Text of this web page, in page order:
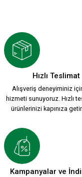
899,90 TL
BASKETBOL ŞORT K.
499,90 TL
2023/24 SEZON
Hızlı Teslimat
Alışveriş deneyiminiz
hizmeti sunuyoruz. Hızlı
ürünlerinizi kapınıza
Kampanyalar ve